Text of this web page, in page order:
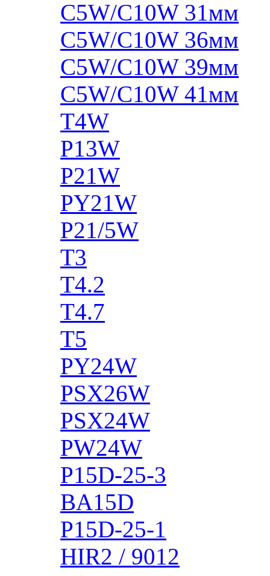
C5W/C10W 31мм
C5W/C10W 36мм
C5W/C10W 39мм
C5W/C10W 41мм
T4W
P13W
P21W
PY21W
P21/5W
T3
T4.2
T4.7
T5
PY24W
PSX26W
PSX24W
PW24W
P15D-25-3
BA15D
P15D-25-1
HIR2 / 9012